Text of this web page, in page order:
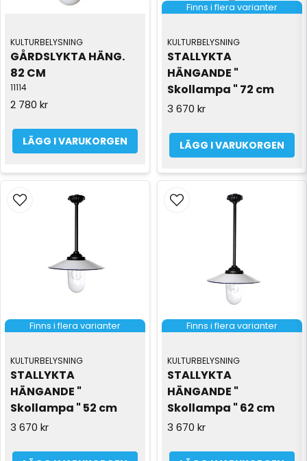
KULTURBELYSNING
GÅRDSLYKTA HÄNG.
82 CM
11114
2 780 kr
LÄGG I VARUKORGEN
Finns i flera varianter
KULTURBELYSNING
STALLYKTA
HÄNGANDE "
Skollampa " 72 cm
3 670 kr
LÄGG I VARUKORGEN
Finns i flera varianter
KULTURBELYSNING
STALLYKTA
HÄNGANDE "
Skollampa " 52 cm
3 670 kr
Finns i flera varianter
KULTURBELYSNING
STALLYKTA
HÄNGANDE "
Skollampa " 62 cm
3 670 kr